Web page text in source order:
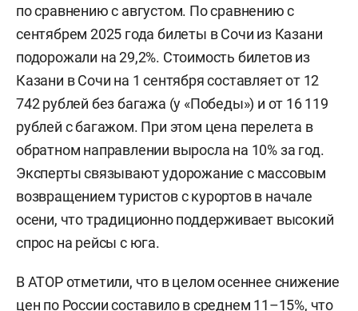
по сравнению с августом. По сравнению с
сентябрем 2025 года билеты в Сочи из Казани
подорожали на 29,2%. Стоимость билетов из
Казани в Сочи на 1 сентября составляет от 12
742 рублей без багажа (у «Победы») и от 16 119
рублей с багажом. При этом цена перелета в
обратном направлении выросла на 10% за год.
Эксперты связывают удорожание с массовым
возвращением туристов с курортов в начале
осени, что традиционно поддерживает высокий
спрос на рейсы с юга.
В АТОР отметили, что в целом осеннее снижение
цен по России составило в среднем 11–15%, что